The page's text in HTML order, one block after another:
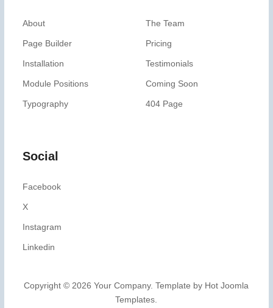
About
Page Builder
Installation
Module Positions
Typography
The Team
Pricing
Testimonials
Coming Soon
404 Page
Social
Facebook
X
Instagram
Linkedin
Copyright © 2026 Your Company. Template by Hot Joomla
Templates.